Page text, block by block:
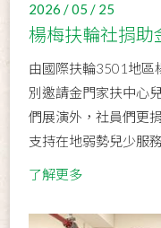
2026 / 05 / 25
楊梅扶輪社捐助
由國際扶輪3501地區
別邀請金門家扶中心
們展演外，社員們更
支持在地弱勢兒少服
了解更多